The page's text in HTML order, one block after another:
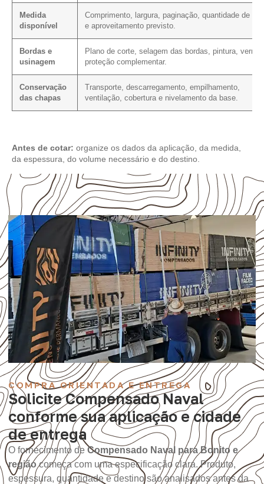
Medida
disponível
Comprimento, largura, paginação, quantidade de
e aproveitamento previsto.
Bordas e
usinagem
Plano de corte, selagem das bordas, pintura, verniz
proteção complementar.
Conservação
das chapas
Transporte, descarregamento, empilhamento,
ventilação, cobertura e nivelamento da base.
Antes de cotar: organize os dados da aplicação, da medida,
da espessura, do volume necessário e do destino.
COMPRA ORIENTADA E ENTREGA
Solicite Compensado Naval
conforme sua aplicação e cidade
de entrega
O fornecimento de Compensado Naval para Bonito e
regiãocomeça com uma especificação clara. Produto,
espessura, quantidade e destino são analisados antes da